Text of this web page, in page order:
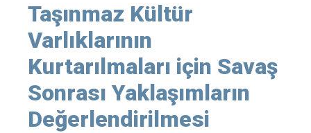
Taşınmaz Kültür
Varlıklarının
Kurtarılmaları için Savaş
Sonrası Yaklaşımların
Değerlendirilmesi